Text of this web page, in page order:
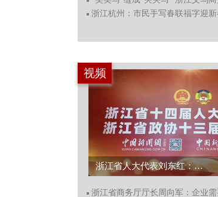
浙江杭州：市民手写春联福字迎新
视频
浙江省政协委员何涤非呼吁“疏堵结合”规范公共空间字体，守护汉字文化根脉...